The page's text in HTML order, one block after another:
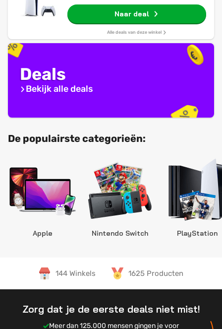
Naar deal
Alle deals van deze winkel
Deals
Bekijk alle deals
De populairste categorieën:
Apple Nintendo Switch PlayStation
144 Winkels 1625 Producten
Zorg dat je de eerste deals niet mist!
Meer dan 125.000 mensen gingen je voor